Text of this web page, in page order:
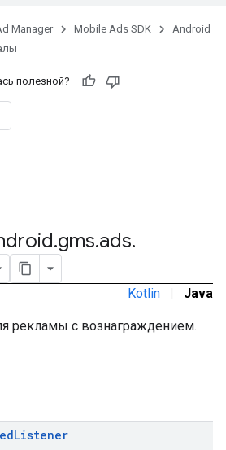
Manager Mobile Ads SDK
Android
полезной?
.gms.ads.
Kotlin | Java
рекламы с вознаграждением.
Listener